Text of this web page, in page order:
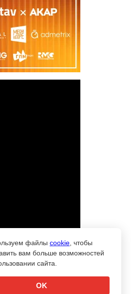
файлы cookie , чтобы
вам больше возможностей
сайта.
OK